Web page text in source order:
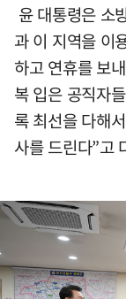
윤 대통령은 소
과 이 지역을 이
하고 연휴를 보
복 입은 공직자
록 최선을 다해
사를 드린다”고